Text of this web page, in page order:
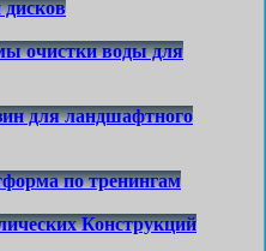
очистки воды для
для ландшафтного
по тренингам
Конструкций